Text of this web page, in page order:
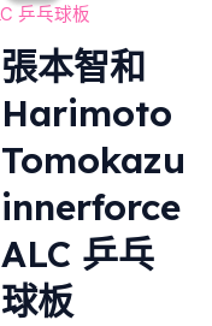
張本智和
Harimoto
Tomokazu
innerforce
ALC 乒乓
球板
was:
$1,460.00.